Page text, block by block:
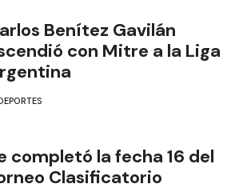
Benítez Gavilán
con Mitre a la Liga
completó la fecha 16 del
Clasificatorio